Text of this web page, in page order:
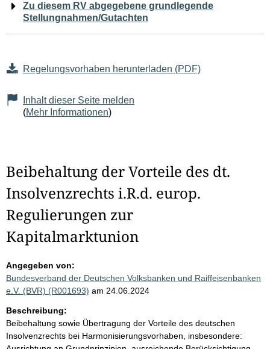
Zu diesem RV abgegebene grundlegende
Stellungnahmen/Gutachten
Regelungsvorhaben herunterladen (PDF)
Inhalt dieser Seite melden
(Mehr Informationen)
Beibehaltung der Vorteile des dt.
Insolvenzrechts i.R.d. europ.
Regulierungen zur
Kapitalmarktunion
Angegeben von:
Bundesverband der Deutschen Volksbanken und Raiffeisenbanken
e.V. (BVR) (R001693) am 24.06.2024
Beschreibung:
Beibehaltung sowie Übertragung der Vorteile des deutschen
Insolvenzrechts bei Harmonisierungsvorhaben, insbesondere: